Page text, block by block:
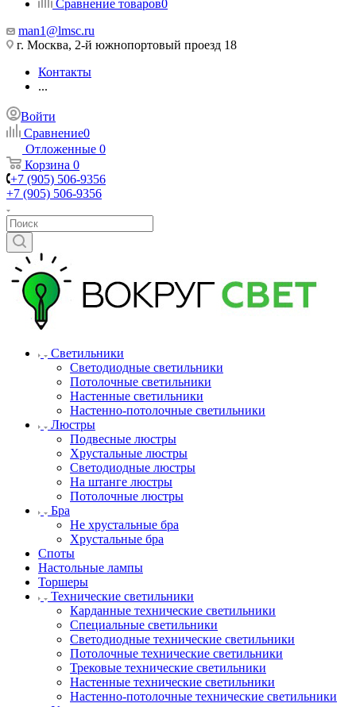
Сравнение товаров0
man1@lmsc.ru
г. Москва, 2-й южнопортовый проезд 18
Контакты
...
Войти
Сравнение0
Отложенные 0
Корзина 0
+7 (905) 506-9356
+7 (905) 506-9356
Светильники
Светодиодные светильники
Потолочные светильники
Настенные светильники
Настенно-потолочные светильники
Люстры
Подвесные люстры
Хрустальные люстры
Светодиодные люстры
На штанге люстры
Потолочные люстры
Бра
Не хрустальные бра
Хрустальные бра
Споты
Настольные лампы
Торшеры
Технические светильники
Карданные технические светильники
Специальные светильники
Светодиодные технические светильники
Потолочные технические светильники
Трековые технические светильники
Настенные технические светильники
Настенно-потолочные технические светильники